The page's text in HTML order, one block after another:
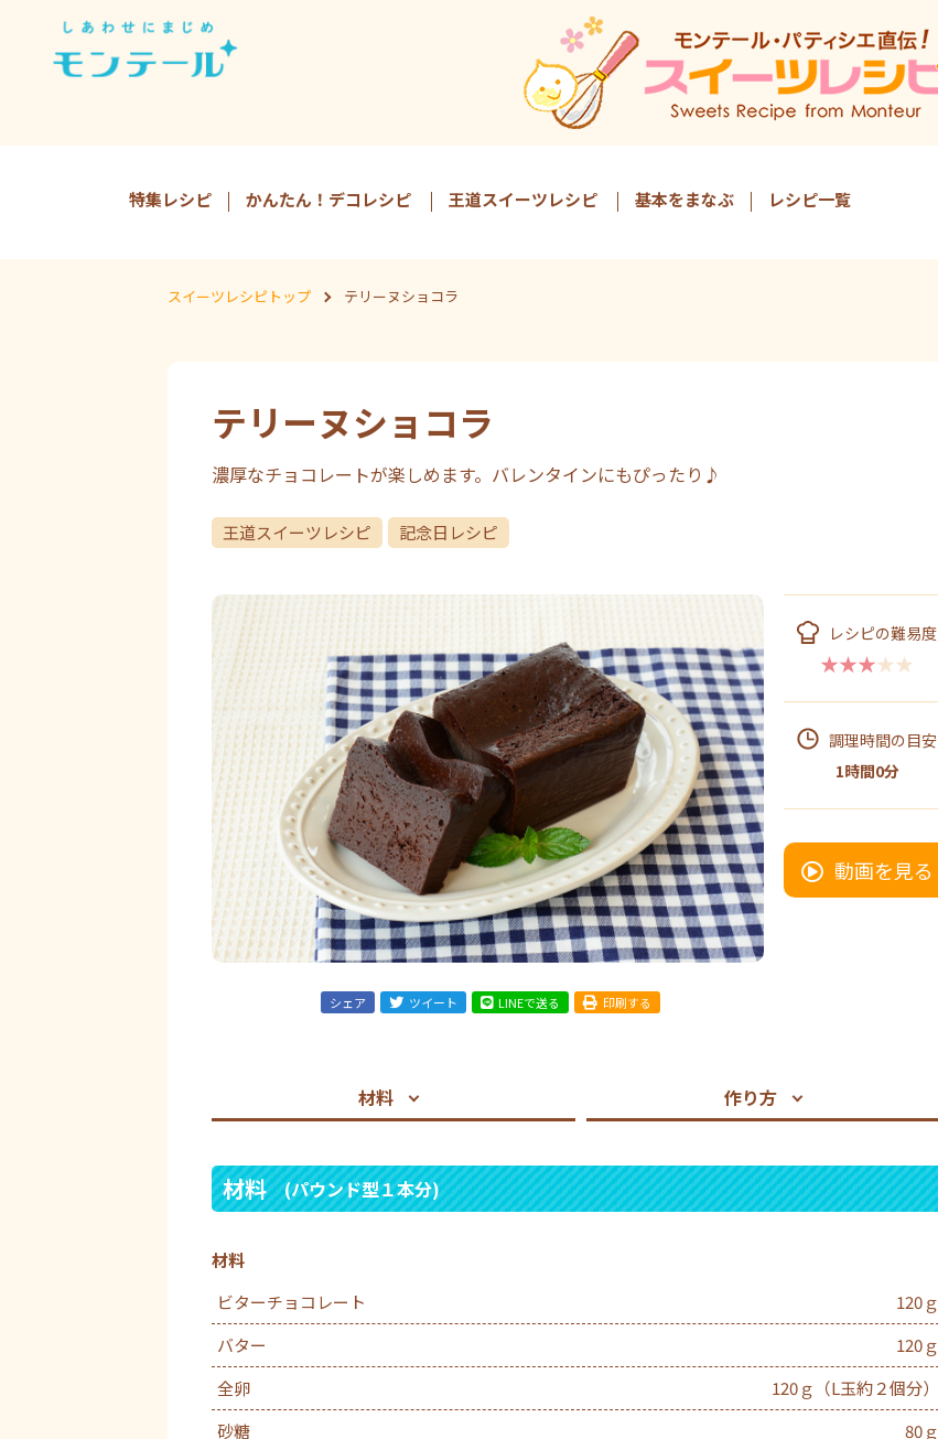
特集レシピ かんたん！デコレシピ 王道スイーツレシピ 基本をまなぶ レシピ一覧
スイーツレシピトップ テリーヌショコラ
テリーヌショコラ
濃厚なチョコレートが楽しめます。バレンタインにもぴったり♪
王道スイーツレシピ 記念日レシピ
シェア ツイート LINEで送る 印刷する
レシピの難易度
★★★★★
調理時間の目安
1時間0分
動画を見る
材料 作り方
材料 (パウンド型１本分)
材料
ビターチョコレート
120ｇ
バター
120ｇ
全卵
120ｇ（L玉約２個分）
砂糖
80ｇ